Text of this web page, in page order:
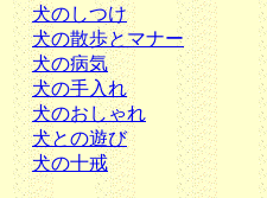
犬のしつけ
犬の散歩とマナー
犬の病気
犬の手入れ
犬のおしゃれ
犬との遊び
犬の十戒